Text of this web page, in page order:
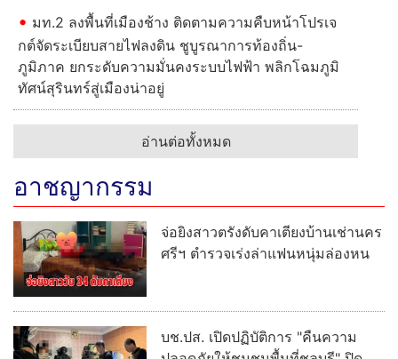
มท.2 ลงพื้นที่เมืองช้าง ติดตามความคืบหน้าโปรเจ
กต์จัดระเบียบสายไฟลงดิน ชูบูรณาการท้องถิ่น-
ภูมิภาค ยกระดับความมั่นคงระบบไฟฟ้า พลิกโฉมภูมิ
ทัศน์สุรินทร์สู่เมืองน่าอยู่
อ่านต่อทั้งหมด
อาชญากรรม
จ่อยิงสาวตรังดับคาเตียงบ้านเช่านคร
ศรีฯ ตำรวจเร่งล่าแฟนหนุ่มล่องหน
บช.ปส. เปิดปฏิบัติการ "คืนความ